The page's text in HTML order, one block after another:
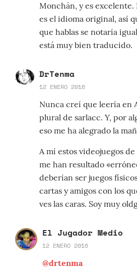
Monchán, y es
es el idioma original, así
que hablas se notaría
está muy bien traducido.
DrTenma
12 ENERO 2016
Nunca creí que leería en
plural de sarlacc. Y, por
eso me ha alegrado la
A mí estos videojuegos
me han resultado
deberían ser juegos
cartas y amigos con los
ves las caras. Soy muy
El Jugador Medio
12 ENERO 2016
@drtenma